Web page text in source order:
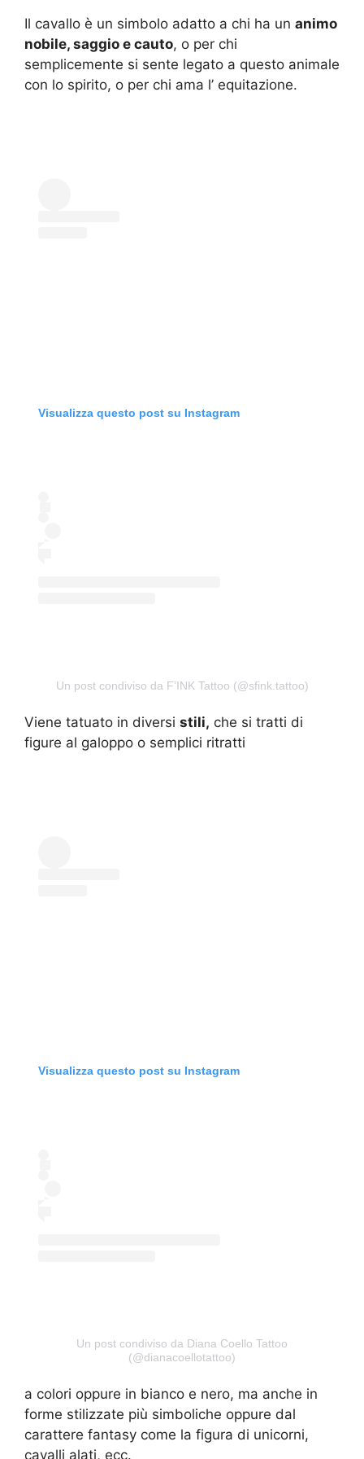
Il cavallo è un simbolo adatto a chi ha un animo
nobile, saggio e cauto, o per chi
semplicemente si sente legato a questo animale
con lo spirito, o per chi ama l’ equitazione.
Visualizza questo post su Instagram
Un post condiviso da F’INK Tattoo (@sfink.tattoo)
Viene tatuato in diversi stili, che si tratti di
figure al galoppo o semplici ritratti
Visualizza questo post su Instagram
Un post condiviso da Diana Coello Tattoo
(@dianacoellotattoo)
a colori oppure in bianco e nero, ma anche in
forme stilizzate più simboliche oppure dal
carattere fantasy come la figura di unicorni,
cavalli alati, ecc.